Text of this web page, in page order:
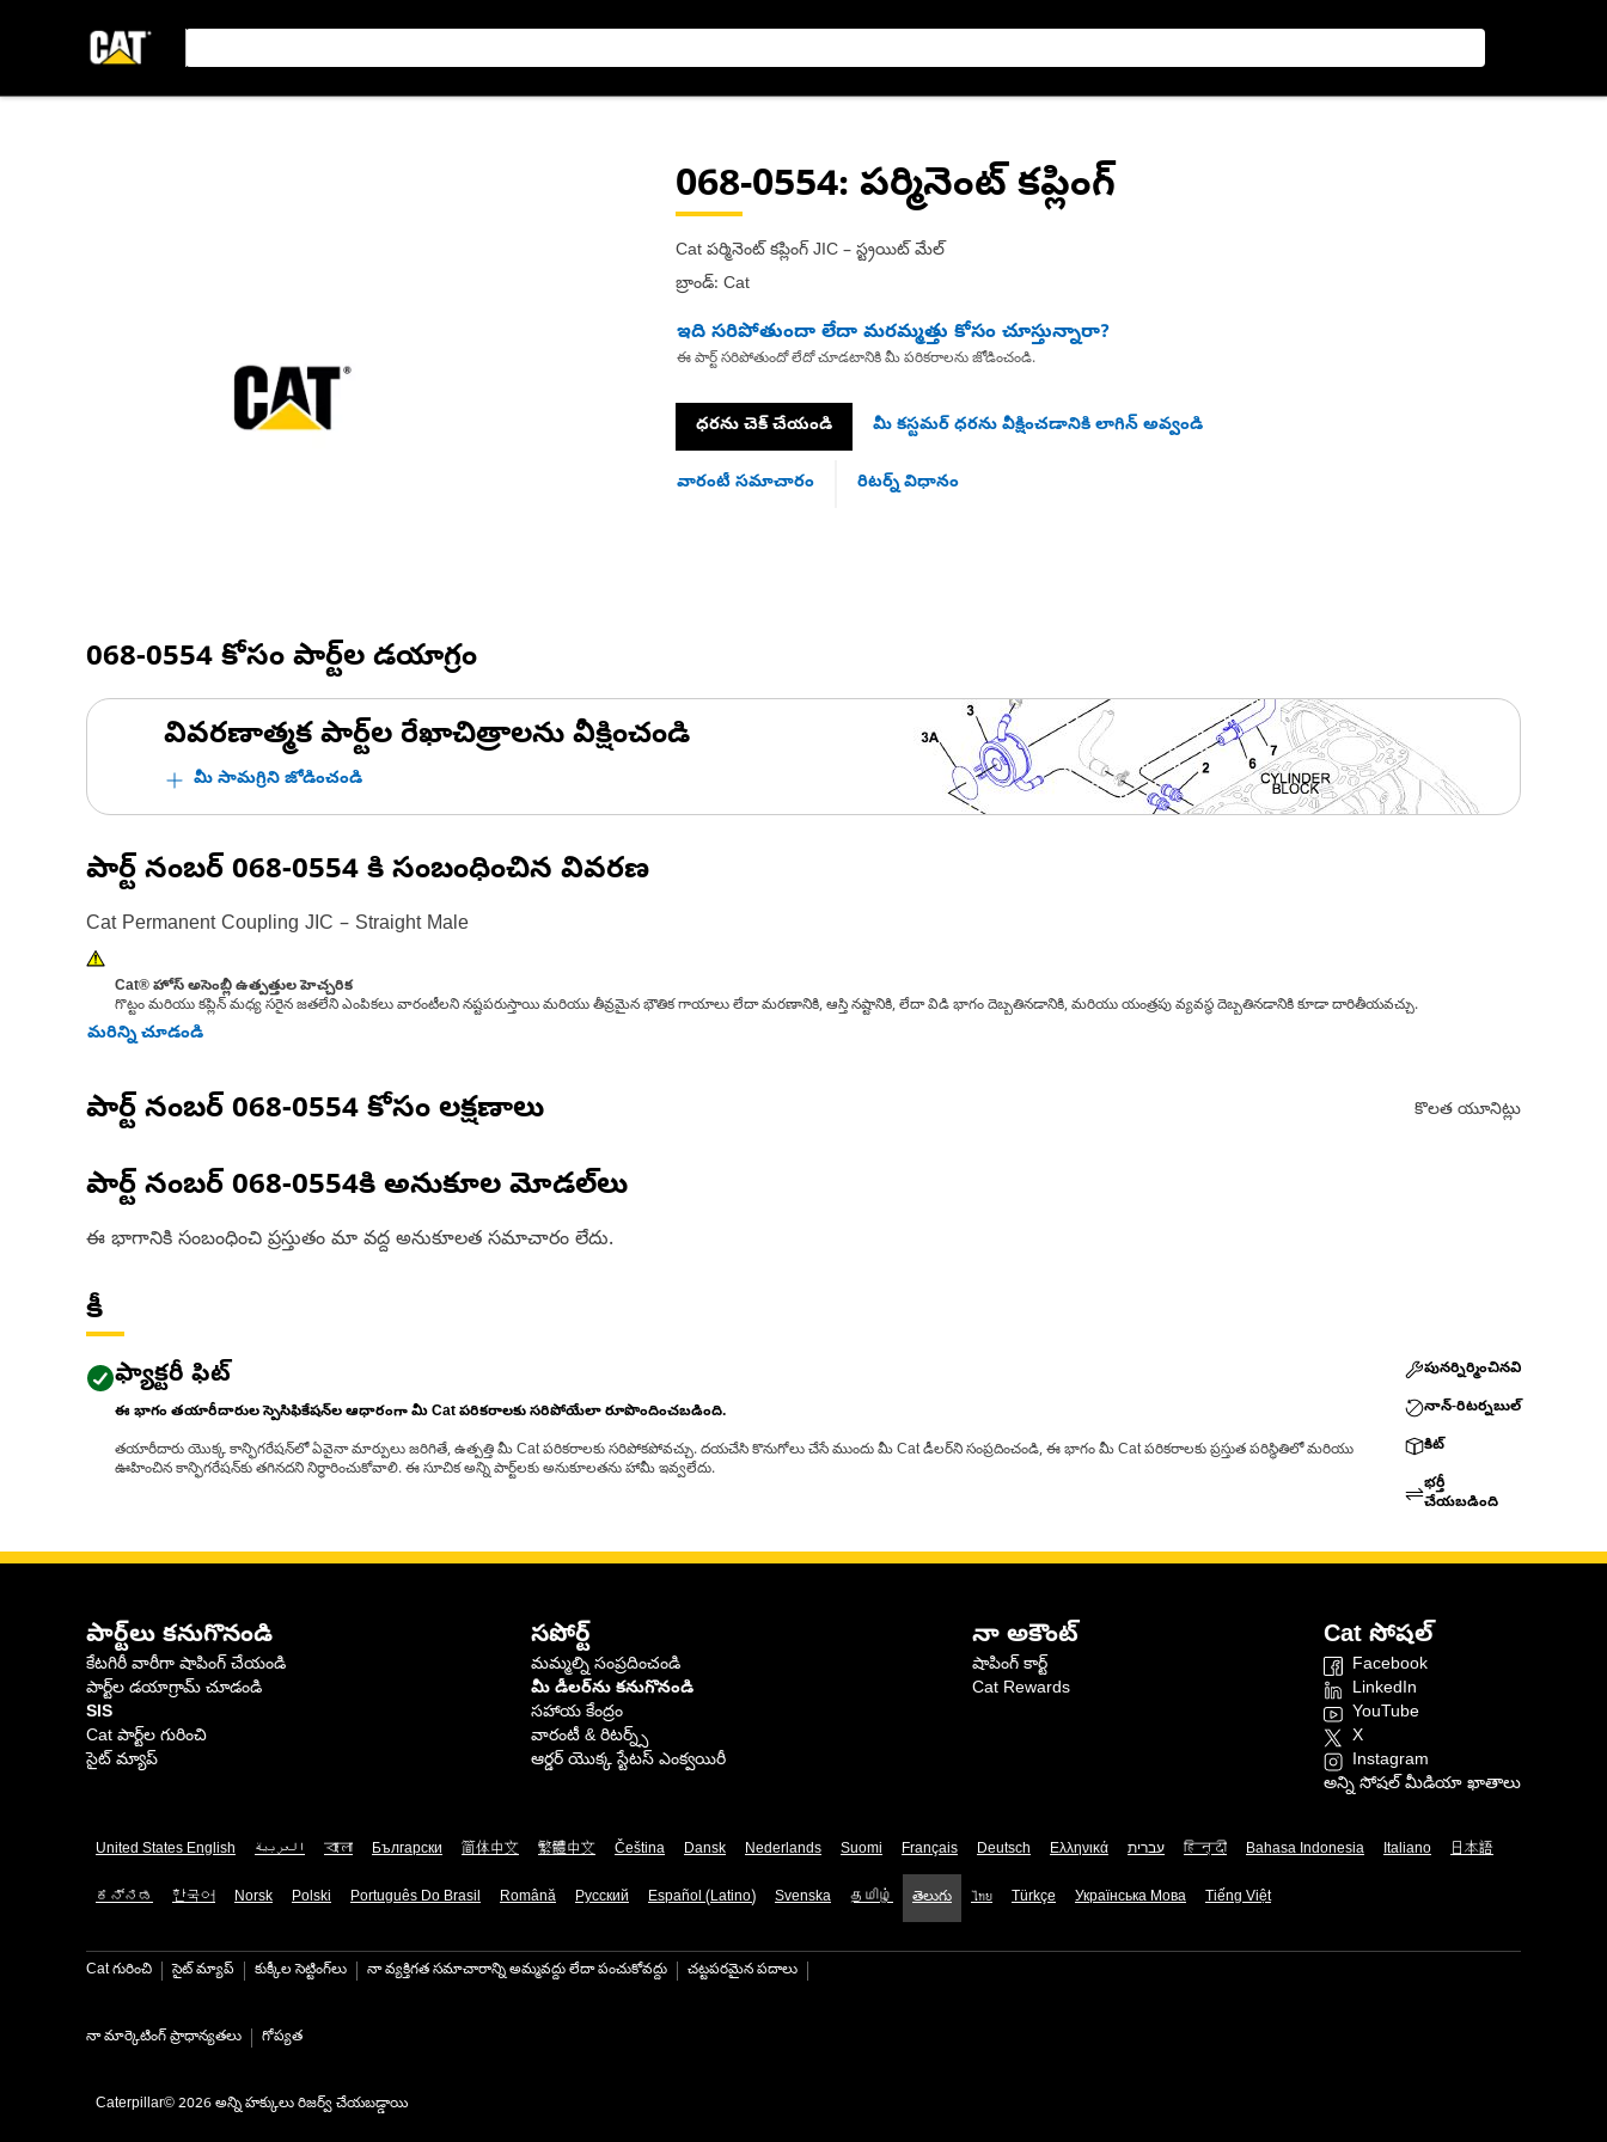
068-0554: పర్మినెంట్ కప్లింగ్
Cat పర్మినెంట్ కప్లింగ్ JIC – స్ట్రయిట్ మేల్
బ్రాండ్: Cat
ఇది సరిపోతుందా లేదా మరమ్మత్తు కోసం చూస్తున్నారా?
ఈ పార్ట్ సరిపోతుందో లేదో చూడటానికి మీ పరికరాలను జోడించండి.
ధరను చెక్ చేయండి మీ కస్టమర్ ధరను వీక్షించడానికి లాగిన్ అవ్వండి
వారంటీ సమాచారం రిటర్న్ విధానం
068-0554 కోసం పార్ట్‌ల డయాగ్రం
వివరణాత్మక పార్ట్‌ల రేఖాచిత్రాలను వీక్షించండి
మీ సామగ్రిని జోడించండి
పార్ట్ నంబర్ 068-0554 కి సంబంధించిన వివరణ
Cat Permanent Coupling JIC – Straight Male
Cat® హోస్ అసెంబ్లీ ఉత్పత్తుల హెచ్చరిక
గొట్టం మరియు కప్లిన్ మధ్య సరైన జతలేని ఎంపికలు వారంటీలని నష్టపరుస్తాయి మరియు తీవ్రమైన భౌతిక గాయాలు లేదా మరణానికి, ఆస్తి నష్టానికి, లేదా విడి భాగం దెబ్బతినడానికి, మరియు యంత్రపు వ్యవస్థ దెబ్బతినడానికి కూడా దారితీయవచ్చు.
మరిన్ని చూడండి
పార్ట్ నంబర్ 068-0554 కోసం లక్షణాలు కొలత యూనిట్లు
పార్ట్ నంబర్ 068-0554కి అనుకూల మోడల్‌లు
ఈ భాగానికి సంబంధించి ప్రస్తుతం మా వద్ద అనుకూలత సమాచారం లేదు.
కీ
ఫ్యాక్టరీ ఫిట్
ఈ భాగం తయారీదారుల స్పెసిఫికేషన్‌ల ఆధారంగా మీ Cat పరికరాలకు సరిపోయేలా రూపొందించబడింది.
తయారీదారు యొక్క కాన్ఫిగరేషన్‌లో ఏవైనా మార్పులు జరిగితే, ఉత్పత్తి మీ Cat పరికరాలకు సరిపోకపోవచ్చు. దయచేసి కొనుగోలు చేసే ముందు మీ Cat డీలర్‌ని సంప్రదించండి, ఈ భాగం మీ Cat పరికరాలకు ప్రస్తుత పరిస్థితిలో మరియు
ఊహించిన కాన్ఫిగరేషన్‌కు తగినదని నిర్ధారించుకోవాలి. ఈ సూచిక అన్ని పార్ట్‌లకు అనుకూలతను హామీ ఇవ్వలేదు.
పునర్నిర్మించినవి
నాన్-రిటర్నబుల్
కిట్
భర్తీ
చేయబడింది
పార్ట్‌లు కనుగొనండి
కేటగిరీ వారీగా షాపింగ్ చేయండి
పార్ట్‌ల డయాగ్రామ్ చూడండి
SIS
Cat పార్ట్‌ల గురించి
సైట్ మ్యాప్
సపోర్ట్
మమ్మల్ని సంప్రదించండి
మీ డీలర్‌ను కనుగొనండి
సహాయ కేంద్రం
వారంటీ & రిటర్న్స్
ఆర్డర్ యొక్క స్టేటస్ ఎంక్వయిరీ
నా అకౌంట్
షాపింగ్ కార్ట్
Cat Rewards
Cat సోషల్
Facebook
LinkedIn
YouTube
X
Instagram
అన్ని సోషల్ మీడియా ఖాతాలు
United States English العربية বাংলা Български 简体中文 繁體中文 Čeština Dansk Nederlands Suomi Français Deutsch Ελληνικά עברית हिन्दी Bahasa Indonesia Italiano 日本語
ಕನ್ನಡ 한국어 Norsk Polski Português Do Brasil Română Русский Español (Latino) Svenska தமிழ் తెలుగు ไทย Türkçe Українська Мова Tiếng Việt
Cat గురించి సైట్ మ్యాప్ కుక్కీల సెట్టింగ్‌లు నా వ్యక్తిగత సమాచారాన్ని అమ్మవద్దు లేదా పంచుకోవద్దు చట్టపరమైన పదాలు
నా మార్కెటింగ్ ప్రాధాన్యతలు గోప్యత
Caterpillar© 2026 అన్ని హక్కులు రిజర్వ్ చేయబడ్డాయి